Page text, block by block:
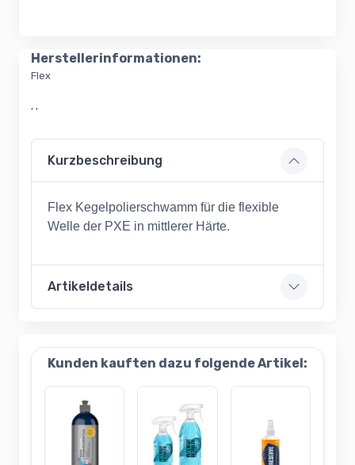
Herstellerinformationen:
Flex
, ,
Kurzbeschreibung
Flex Kegelpolierschwamm für die flexible
Welle der PXE in mittlerer Härte.
Artikeldetails
Kunden kauften dazu folgende Artikel: